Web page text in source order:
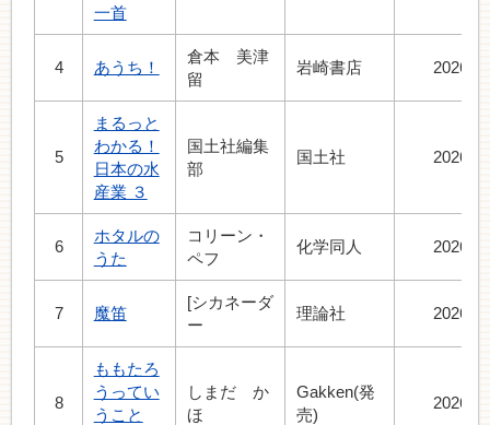
一首
4 あうち！
倉本 美津
留
岩崎書店 2026.5
5
まるっと
わかる！
日本の水
産業 ３
国土社編集
部
国土社 2026.7
6
ホタルの
うた
コリーン・
ペフ
化学同人 2026.4
7 魔笛
[シカネーダ
ー
理論社 2026.4
8
ももたろ
うってい
うこと
しまだ か
ほ
Gakken(発
売)
2026.5